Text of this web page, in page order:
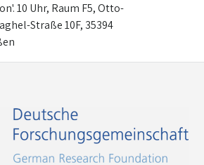
10 Uhr, Raum F5, Otto-
Straße 10F, 35394